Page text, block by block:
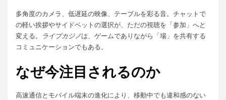
多角度のカメラ、低遅延の映像、テーブルを彩る音。チャットで
の軽い挨拶やサイドベットの選択が、ただの視聴を「参加」へと
変える。 ライブカジノは、ゲームでありながら「場」を共有する
コミュニケーションでもある。
なぜ今注目されるのか
高速通信とモバイル端末の進化により、移動中でも違和感のない